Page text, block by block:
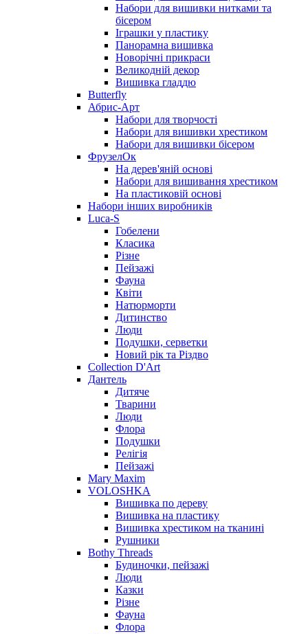
Набори для вишивки нитками та
бісером
Іграшки у пластику
Панорамна вишивка
Новорічні прикраси
Великодній декор
Вишивка гладдю
Butterfly
Абрис-Арт
Набори для творчості
Набори для вишивки хрестиком
Набори для вишивки бісером
ФрузелОк
На дерев'яній основі
Набори для вишивання хрестиком
На пластиковій основі
Набори інших виробників
Luca-S
Гобелени
Класика
Різне
Пейзажі
Фауна
Квіти
Натюрморти
Дитинство
Люди
Подушки, серветки
Новий рік та Різдво
Collection D'Art
Дантель
Дитяче
Тварини
Люди
Флора
Подушки
Релігія
Пейзажі
Mary Maxim
VOLOSHKA
Вишивка по дереву
Вишивка на пластику
Вишивка хрестиком на тканині
Рушники
Bothy Threads
Будиночки, пейзажі
Люди
Казки
Різне
Фауна
Флора